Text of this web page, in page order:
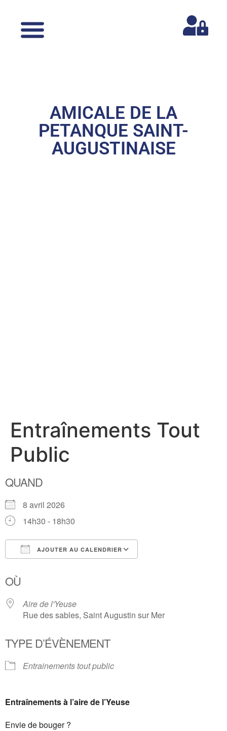
AMICALE DE LA
PETANQUE SAINT-
AUGUSTINAISE
Entraînements Tout
Public
QUAND
8 avril 2026
14h30 - 18h30
AJOUTER AU CALENDRIER
OÙ
Aire de l'Yeuse
Rue des sables, Saint Augustin sur Mer
TYPE D’ÉVÈNEMENT
Entrainements tout public
Entraînements à l’aire de l’Yeuse
Envie de bouger ?